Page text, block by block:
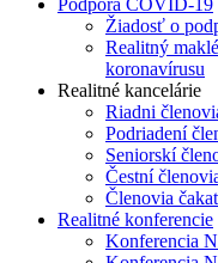
Podpora COVID-19
Žiadosť o
Realitný
koronavírusu
Realitné kancelárie
Riadni
Podriadení
Seniorskí
Čestní
Členovia
Realitné konferencie
Konferencia